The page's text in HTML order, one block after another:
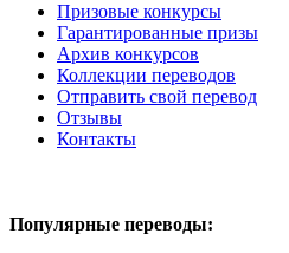
Призовые конкурсы
Гарантированные призы
Архив конкурсов
Коллекции переводов
Отправить свой перевод
Отзывы
Контакты
Популярные переводы: